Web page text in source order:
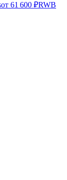
от 61 600 ₽RWB